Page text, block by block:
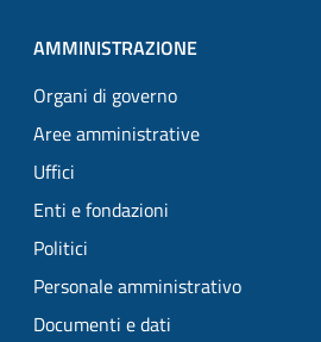
AMMINISTRAZIONE
Organi di governo
Aree amministrative
Uffici
Enti e fondazioni
Politici
Personale amministrativo
Documenti e dati